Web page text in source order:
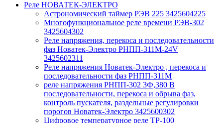
Реле НОВАТЕК-ЭЛЕКТРО
Астрономический таймер РЭВ 225 3425604225
Многофункциональное реле времени РЭВ-302
3425604302
Реле напряжения, перекоса и последовательности
фаз Новатек-Электро РНПП-311М-24V
3425602311
Реле напряжения Новатек-Электро , перекоса и
последовательности фаз РНПП-311М
реле напряжения РНПП-302 3Ф,380 В
последовательности, перекоса и обрыва фаз,
контроль пускателя, раздельные регулировки
порогов Новатек-Электро 3425600302
Цифровое температурное реле ТР-100